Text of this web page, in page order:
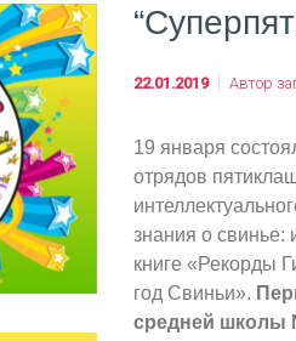
22.01.2019 Автор
19 января
отрядов
знания о
книге «Рекорды
год Свиньи».
средней школы